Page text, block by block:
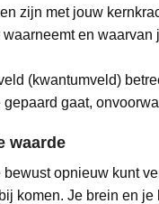
zijn met jouw
en
(kwantumveld)
gaat,
waarde
opnieuw kunt
komen. Je brein en